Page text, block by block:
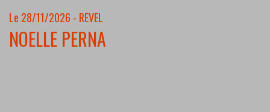
Le 28/11/2026 - REVEL
NOELLE PERNA